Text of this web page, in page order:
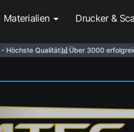
Materialien Drucker &
Qualität📊Über 3000